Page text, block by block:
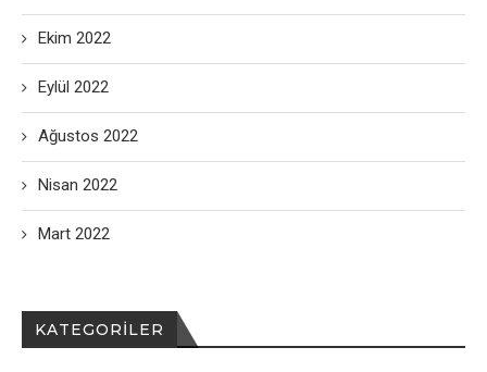
Ekim 2022
Eylül 2022
Ağustos 2022
Nisan 2022
Mart 2022
KATEGORILER